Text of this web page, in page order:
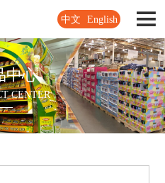
中文 English
中心
CENTER